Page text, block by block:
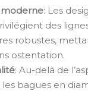
: Les
des
robustes,
ostentation.
: Au-delà de
les bagues en